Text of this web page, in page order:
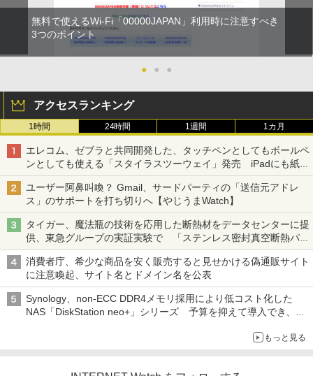
無料で使えるWi-Fi「00000JAPAN」利用時に注意すべき
3つのポイント
● ● ●
アクセスランキング
1時間 24時間 1週間 1カ月
エレコム、ゼブラと共同開発した、タッチペンとしてもボールペ
ンとしても使える「スタイラスツーウェイ」発売 iPadにも紙に
も、持ち替えずに書き込める
ユーザー阿鼻叫喚？ Gmail、サードパーティの「送信元アドレ
ス」のサポートを打ち切りへ【やじうまWatch】
タイガー、魔法瓶の技術を応用した断熱材をデータセンターに提
供、東急グループの実証実験で 「ステンレス密封真空断熱パネ
ル TIVIP」
消費者庁、希少な商品を安く販売すると見せかける偽通販サイト
に注意喚起、サイト名とドメイン名を公表
Synology、non-ECC DDR4メモリ採用により低コスト化した
NAS「DiskStation neo+」シリーズ 予算を抑えて導入でき、
もっと見る